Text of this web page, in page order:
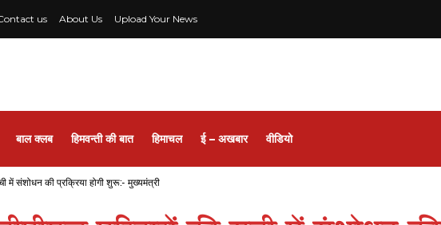
us About Us Upload Your News
बाल क्लब हिमवन्ती की बात हिमाचल ई – अखबार वीडियो
में संशोधन की प्रक्रिया होगी शुरू:- मुख्यमंत्री